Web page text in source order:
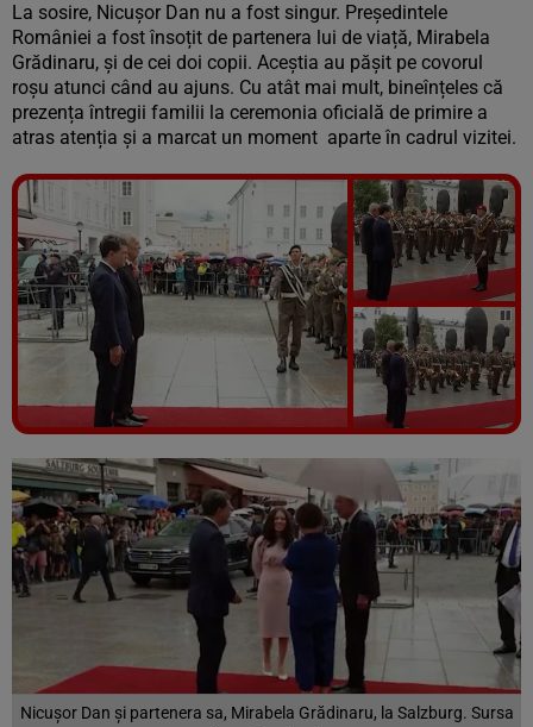
La sosire, Nicușor Dan nu a fost singur. Președintele
României a fost însoțit de partenera lui de viață, Mirabela
Grădinaru, și de cei doi copii. Aceștia au pășit pe covorul
roșu atunci când au ajuns. Cu atât mai mult, bineînțeles că
prezența întregii familii la ceremonia oficială de primire a
atras atenția și a marcat un moment aparte în cadrul vizitei.
Vezi galeria foto
5 poze
Nicușor Dan și partenera sa, Mirabela Grădinaru, la Salzburg. Sursa